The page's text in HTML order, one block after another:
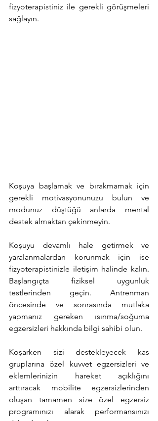
fizyoterapistiniz ile gerekli görüşmeleri
sağlayın.
Koşuya başlamak ve bırakmamak için
gerekli motivasyonunuzu bulun ve
modunuz düştüğü anlarda mental
destek almaktan çekinmeyin.
Koşuyu devamlı hale getirmek ve
yaralanmalardan korunmak için ise
fizyoterapistinizle iletişim halinde kalın.
Başlangıçta fiziksel uygunluk
testlerinden geçin. Antrenman
öncesinde ve sonrasında mutlaka
yapmanız gereken ısınma/soğuma
egzersizleri hakkında bilgi sahibi olun.
Koşarken sizi destekleyecek kas
gruplarına özel kuvvet egzersizleri ve
eklemlerinizin hareket açıklığını
arttıracak mobilite egzersizlerinden
oluşan tamamen size özel egzersiz
programınızı alarak performansınızı